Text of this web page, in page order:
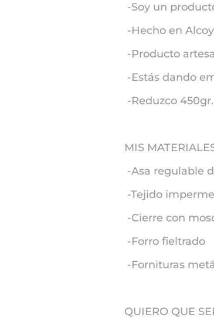
-Soy un
-Hecho en Alcoy
-Producto
-Estás dando
-Reduzco
MIS
-Asa regulable
-Tejido
-Cierre con
-Forro fieltrado
-Fornituras
QUIERO QUE